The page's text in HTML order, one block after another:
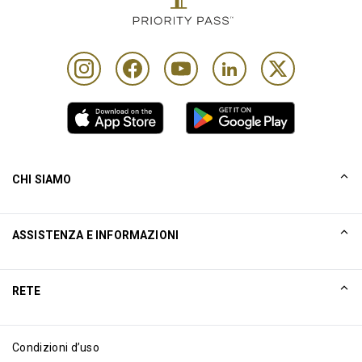
CHI SIAMO
Excellence Awards
Blog
ASSISTENZA E INFORMAZIONI
RETE
Condizioni d’uso